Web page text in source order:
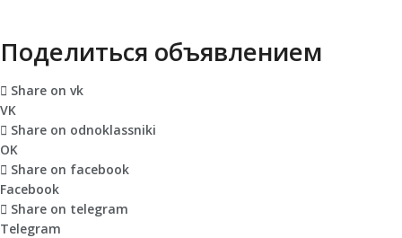
Поделиться объявлением
Share on vk
VK
Share on odnoklassniki
OK
Share on facebook
Facebook
Share on telegram
Telegram